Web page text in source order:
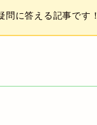
問に答える記事です！